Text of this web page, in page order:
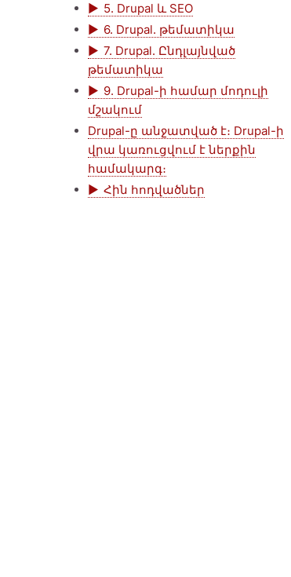
5. Drupal և SEO
6. Drupal. թեմատիկա
7. Drupal. Ընդլայնված
թեմատիկա
9. Drupal-ի համար մոդուլի
մշակում
Drupal-ը անջատված է։ Drupal-ի
վրա կառուցվում է ներքին
համակարգ։
Հին հոդվածներ